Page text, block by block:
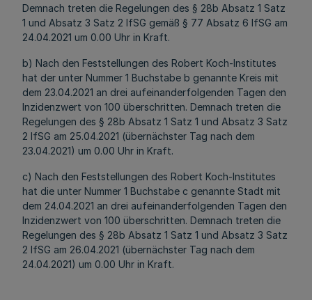
Demnach treten die Regelungen des § 28b Absatz 1 Satz
1 und Absatz 3 Satz 2 IfSG gemäß § 77 Absatz 6 IfSG am
24.04.2021 um 0.00 Uhr in Kraft.
b) Nach den Feststellungen des Robert Koch-Institutes
hat der unter Nummer 1 Buchstabe b genannte Kreis mit
dem 23.04.2021 an drei aufeinanderfolgenden Tagen den
Inzidenzwert von 100 überschritten. Demnach treten die
Regelungen des § 28b Absatz 1 Satz 1 und Absatz 3 Satz
2 IfSG am 25.04.2021 (übernächster Tag nach dem
23.04.2021) um 0.00 Uhr in Kraft.
c) Nach den Feststellungen des Robert Koch-Institutes
hat die unter Nummer 1 Buchstabe c genannte Stadt mit
dem 24.04.2021 an drei aufeinanderfolgenden Tagen den
Inzidenzwert von 100 überschritten. Demnach treten die
Regelungen des § 28b Absatz 1 Satz 1 und Absatz 3 Satz
2 IfSG am 26.04.2021 (übernächster Tag nach dem
24.04.2021) um 0.00 Uhr in Kraft.